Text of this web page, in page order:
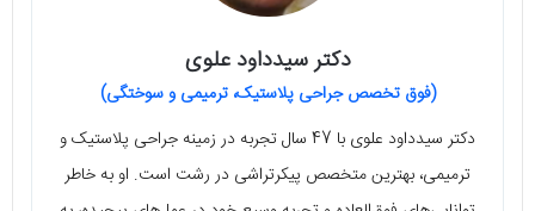
دکتر سیدداود علوی
(فوق تخصص جراحی پلاستیک، ترمیمی و سوختگی)
دکتر سیدداود علوی با 47 سال تجربه در زمینه جراحی پلاستیک و
ترمیمی، بهترین متخصص پیکرتراشی در رشت است. او به خاطر